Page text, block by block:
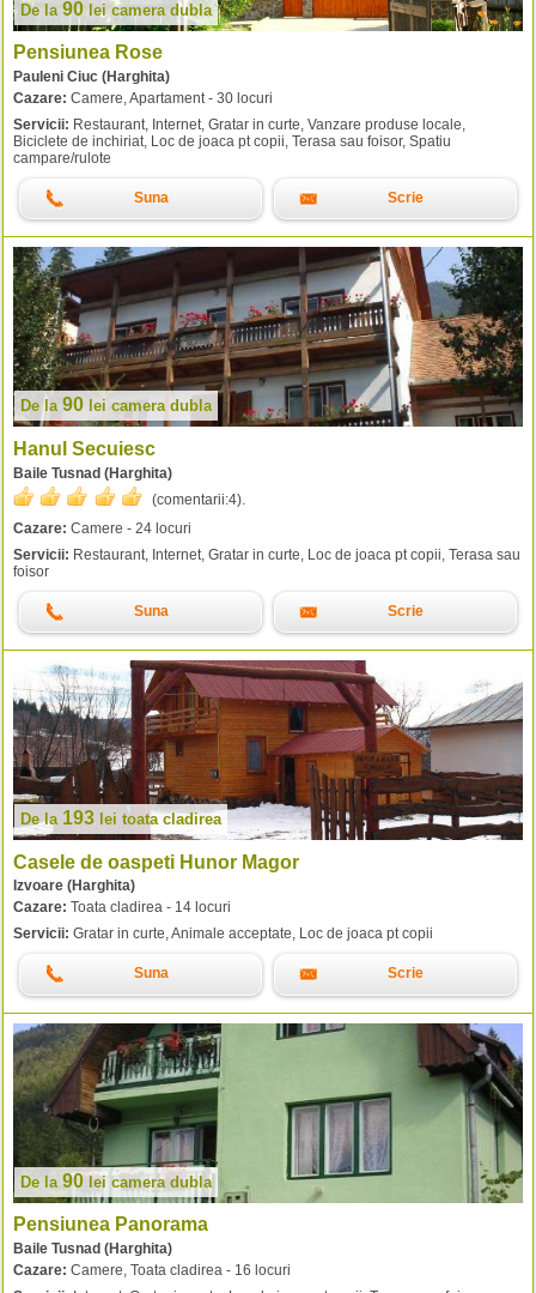
De la 90 lei camera dubla
Pensiunea Rose
Pauleni Ciuc (Harghita)
Cazare: Camere, Apartament - 30 locuri
Servicii: Restaurant, Internet, Gratar in curte, Vanzare produse locale,
Biciclete de inchiriat, Loc de joaca pt copii, Terasa sau foisor, Spatiu
campare/rulote
Suna Scrie
De la 90 lei camera dubla
Hanul Secuiesc
Baile Tusnad (Harghita)
(comentarii:4).
Cazare: Camere - 24 locuri
Servicii: Restaurant, Internet, Gratar in curte, Loc de joaca pt copii, Terasa sau
foisor
Suna Scrie
De la 193 lei toata cladirea
Casele de oaspeti Hunor Magor
Izvoare (Harghita)
Cazare: Toata cladirea - 14 locuri
Servicii: Gratar in curte, Animale acceptate, Loc de joaca pt copii
Suna Scrie
De la 90 lei camera dubla
Pensiunea Panorama
Baile Tusnad (Harghita)
Cazare: Camere, Toata cladirea - 16 locuri